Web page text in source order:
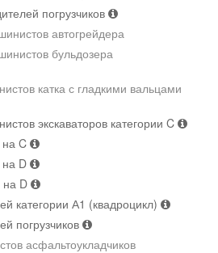
погрузчиков
автогрейдера
бульдозера
катка с гладкими вальцами
экскаваторов категории C
на C
на D
на D
категории А1 (квадроцикл)
погрузчиков
асфальтоукладчиков